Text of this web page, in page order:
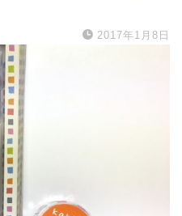
2017年1月8日